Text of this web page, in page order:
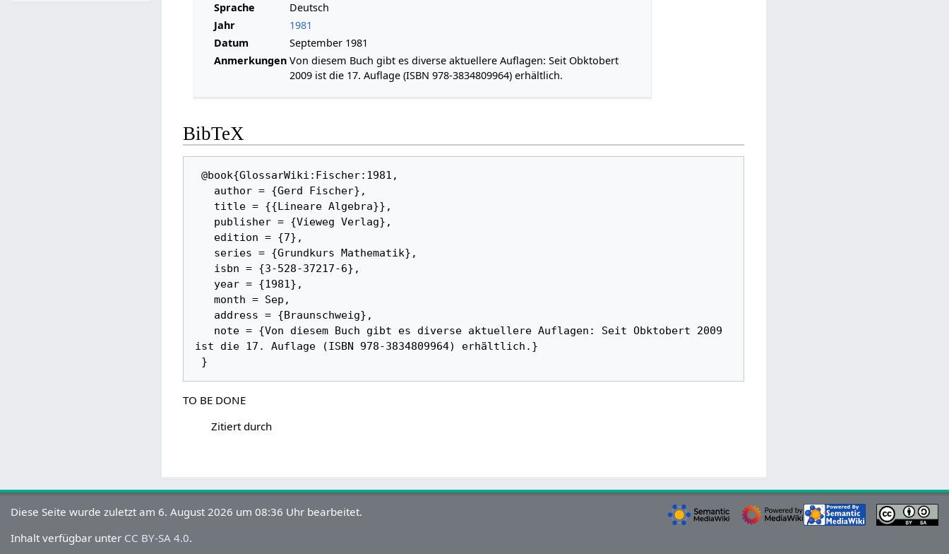
Sprache
Deutsch
Jahr
1981
Datum
September 1981
Anmerkungen Von diesem Buch gibt es diverse aktuellere Auflagen: Seit Obktobert
2009 ist die 17. Auflage (ISBN 978-3834809964) erhältlich.
BibTeX
ist die 17. Auflage (ISBN 978-3834809964) erhältlich.}
TO BE DONE
Zitiert durch
Diese Seite wurde zuletzt am 6. August 2026 um 08:36 Uhr bearbeitet.
Inhalt verfügbar unter CC BY-SA 4.0.